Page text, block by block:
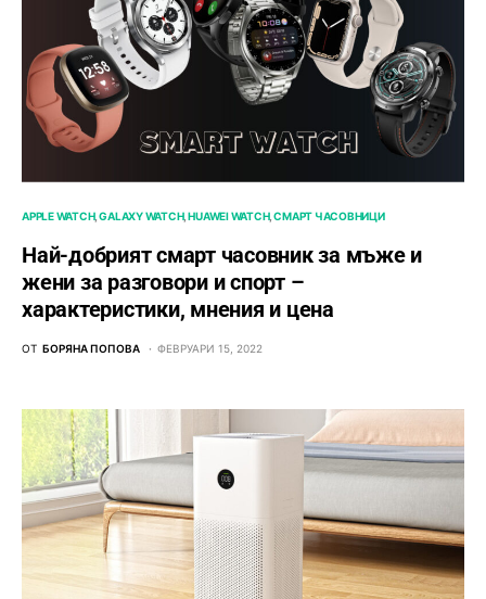
APPLE WATCH GALAXY WATCH HUAWEI WATCH СМАРТ ЧАСОВНИЦИ
Най-добрият смарт часовник за мъже и
жени за разговори и спорт –
характеристики, мнения и цена
ОТ БОРЯНА ПОПОВА ФЕВРУАРИ 15, 2022